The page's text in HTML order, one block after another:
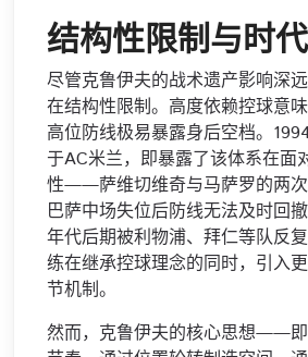
结构性限制与时
尽管克鲁伊夫的战术遗产影响深
在结构性限制。高度依赖控球意
高位防线极易暴露身后空档。
于AC米兰，即暴露了该体系在面
性——萨维切维奇与马萨罗的两
巴萨中场失位后防线无法及时回
年代后期被利物浦、拜仁等队反
练在继承控球理念的同时，引入
节机制。
然而，克鲁伊夫的核心思想——